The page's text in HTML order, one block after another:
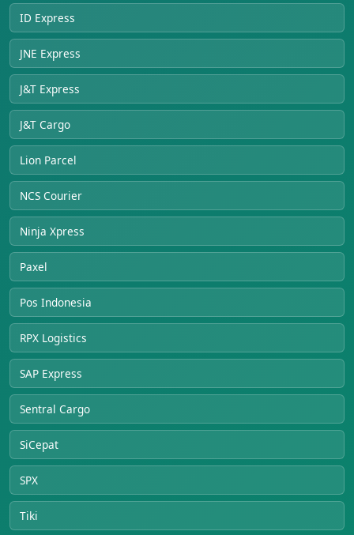
ID Express
JNE Express
J&T Express
J&T Cargo
Lion Parcel
NCS Courier
Ninja Xpress
Paxel
Pos Indonesia
RPX Logistics
SAP Express
Sentral Cargo
SiCepat
SPX
Tiki